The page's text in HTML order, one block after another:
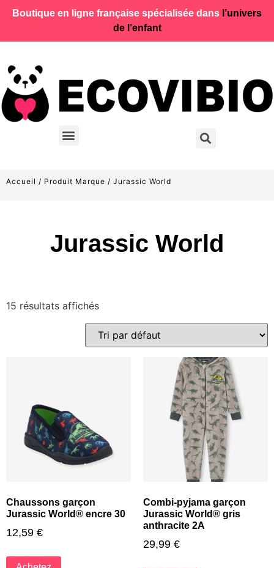
Boutique en ligne française spécialisée dans l’univers
de l’enfant
Accueil / Produit Marque / Jurassic World
Jurassic World
15 résultats affichés
Chaussons garçon
Jurassic World® encre 30
12,59 €
Combi-pyjama garçon
Jurassic World® gris
anthracite 2A
29,99 €